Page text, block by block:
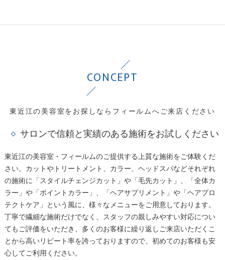
東近江の美容室をお探しならフィールムへご来店ください
CONCEPT
サロンで信頼と実績のある施術をお試しください
東近江の美容室・フィールムのご提供する上質な施術をご体験くだ
さい。カットやトリートメント、カラー、ヘッドスパなどそれぞれ
の施術に「スタイルチェンジカット」や「毛先カット」、「全体カ
ラー」や「ポイントカラー」、「ヘアサプリメント」や「ヘアプロ
テクトケア」という風に、様々なメニューをご用意しております。
丁寧で繊細な施術だけでなく、スタッフの親しみやすい対応につい
てもご評価をいただき、多くのお客様に繰り返しご来店いただくこ
とから高いリピート率を誇っておりますので、初めてのお客様も安
心してご利用ください。